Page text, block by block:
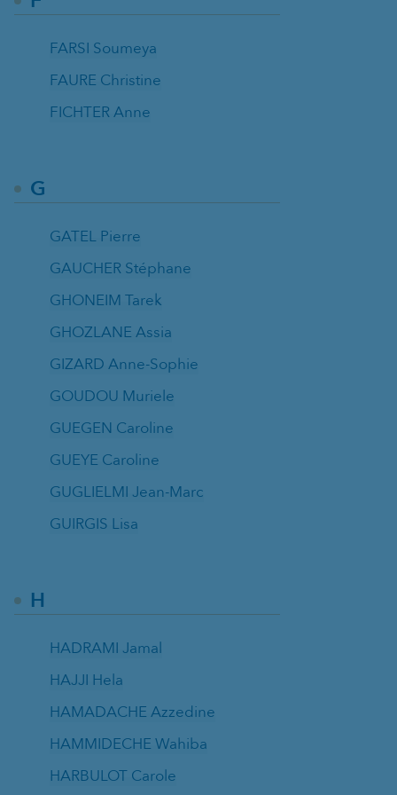
FARSI Soumeya
FAURE Christine
FICHTER Anne
G
GATEL Pierre
GAUCHER Stéphane
GHONEIM Tarek
GHOZLANE Assia
GIZARD Anne-Sophie
GOUDOU Muriele
GUEGEN Caroline
GUEYE Caroline
GUGLIELMI Jean-Marc
GUIRGIS Lisa
H
HADRAMI Jamal
HAJJI Hela
HAMADACHE Azzedine
HAMMIDECHE Wahiba
HARBULOT Carole